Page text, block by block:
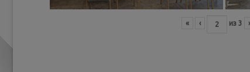
« ‹ из 3 ›